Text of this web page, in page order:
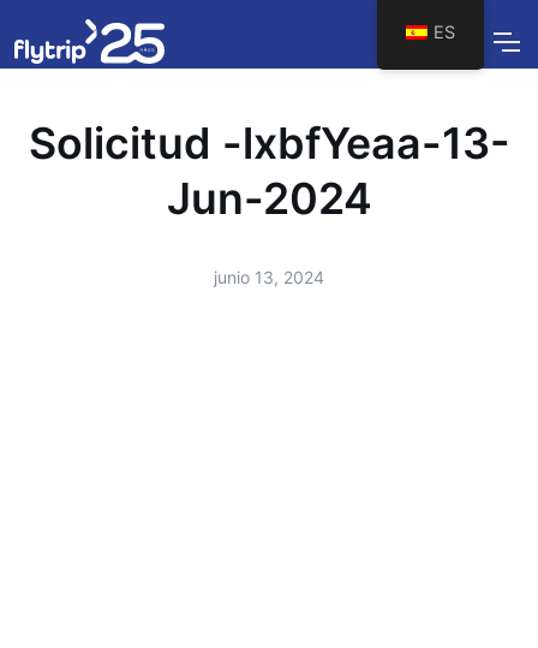
Solicitud -lxbfYeaa-13-
Jun-2024
junio 13, 2024
ES